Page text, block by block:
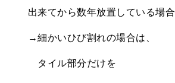
出来てから数年放置している場合
→細かいひび割れの場合は、
タイル部分だけを